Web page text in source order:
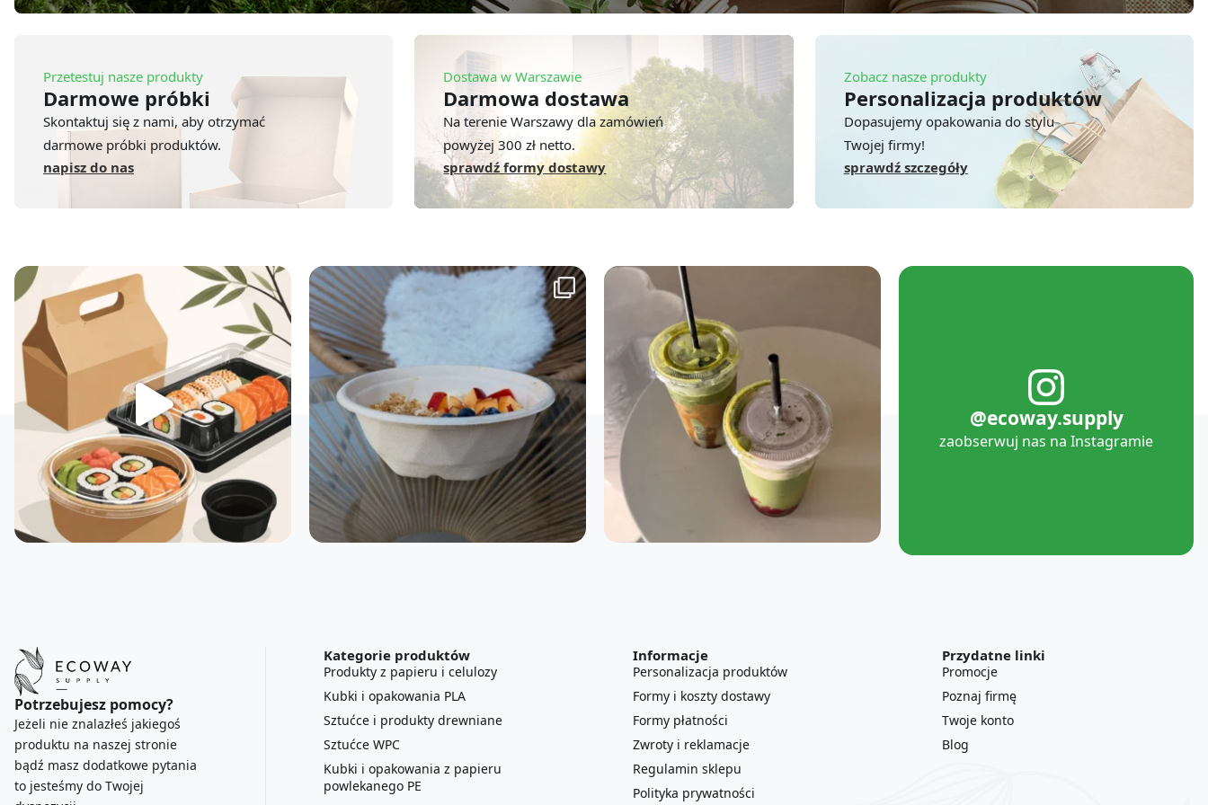
Przetestuj nasze produkty
Darmowe próbki
Skontaktuj się z nami, aby otrzymać
darmowe próbki produktów.
napisz do nas
Dostawa w Warszawie
Darmowa dostawa
Na terenie Warszawy dla zamówień
powyżej 300 zł netto.
sprawdź formy dostawy
Zobacz nasze produkty
Personalizacja produktów
Dopasujemy opakowania do stylu
Twojej firmy!
sprawdź szczegóły
@ecoway.supply
zaobserwuj nas na Instagramie
Potrzebujesz pomocy?
Jeżeli nie znalazłeś jakiegoś
produktu na naszej stronie
bądź masz dodatkowe pytania
to jesteśmy do Twojej
Kategorie produktów
Produkty z papieru i celulozy
Kubki i opakowania PLA
Sztućce i produkty drewniane
Sztućce WPC
Kubki i opakowania z papieru
powlekanego PE
Informacje
Personalizacja produktów
Formy i koszty dostawy
Formy płatności
Zwroty i reklamacje
Regulamin sklepu
Polityka prywatności
Przydatne linki
Promocje
Poznaj firmę
Twoje konto
Blog